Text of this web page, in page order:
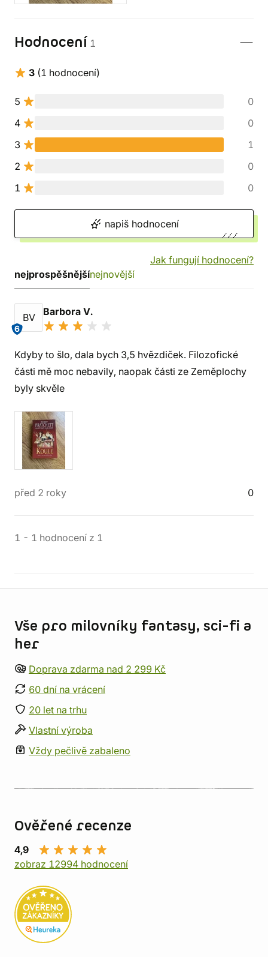
Hodnocení 1
3 (1 hodnocení)
5
0
4
0
3
1
2
0
1
0
napiš hodnocení
Jak fungují hodnocení?
nejprospěšnějšínejnovější
BV
6
Barbora V.
Kdyby to šlo, dala bych 3,5 hvězdiček. Filozofické
části mě moc nebavily, naopak části ze Zeměplochy
byly skvěle
před 2 roky 0
1 - 1 hodnocení z 1
Vše pro milovníky fantasy, sci-fi a
her
Doprava zdarma nad 2 299 Kč
60 dní na vrácení
20 let na trhu
Vlastní výroba
Vždy pečlivě zabaleno
Ověřené recenze
4,9
zobraz 12994 hodnocení